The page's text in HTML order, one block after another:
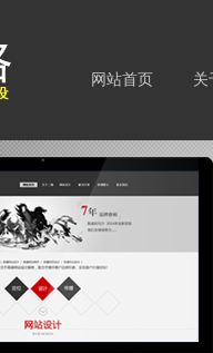
网站首页 关